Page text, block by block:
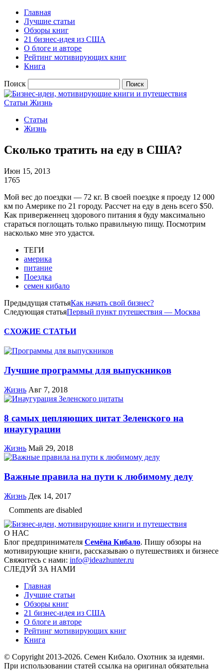
Главная
Лучшие статьи
Обзоры книг
21 бизнес-идея из США
О блоге и авторе
Рейтинг мотивирующих книг
Книга
Поиск
Статьи Жизнь
Статьи
Жизнь
Сколько тратить на еду в США?
Июн 15, 2013
1765
Мой вес до поездки — 72 кг. В своей поездке я проеду 12 000
км по Америке по 21 городу. Рассчет на еду в день всего $50.
Как приверженнец здорового питания я буду максимально
стараться поглощать только правильную пищу. Посмотрим
насколько мне это удастся.
ТЕГИ
америка
питание
Поездка
семен кибало
Предыдущая статьяКак начать свой бизнес?
Следующая статьяПервый пункт путешествия — Москва
СХОЖИЕ СТАТЬИ
Лучшие программы для выпускников
Жизнь Авг 7, 2018
8 самых цепляющих цитат Зеленского на
инаугурации
Жизнь Май 29, 2018
Важные правила на пути к любимому делу
Жизнь Дек 14, 2017
Comments are disabled
О НАС
Блог предпринимателя Семёна Кибало. Пишу обзоры на
мотивирующие книги, рассказываю о путешествиях и бизнесе
Свяжитесь с нами: info@ideazhunter.ru
СЛЕДУЙ ЗА НАМИ
Главная
Лучшие статьи
Обзоры книг
21 бизнес-идея из США
О блоге и авторе
Рейтинг мотивирующих книг
Книга
© Copyright 2013-2026. Семен Кибало. Охотник за идеями.
При использовании статей ссылка на оригинал обязательна